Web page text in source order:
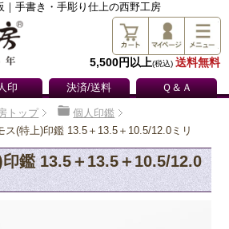
｜手書き・手彫り仕上の西野工房
5,500円以上(税込) 送料無料
印 決済/送料 Ｑ＆Ａ
トップ
個人印鑑
ス(特上)印鑑 13.5＋13.5＋10.5/12.0ミリ
鑑 13.5＋13.5＋10.5/12.0